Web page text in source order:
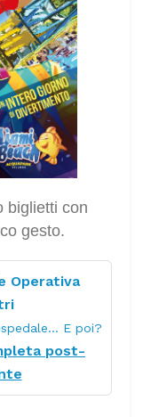
biglietti con
gesto.
Operativa
E poi?
post-